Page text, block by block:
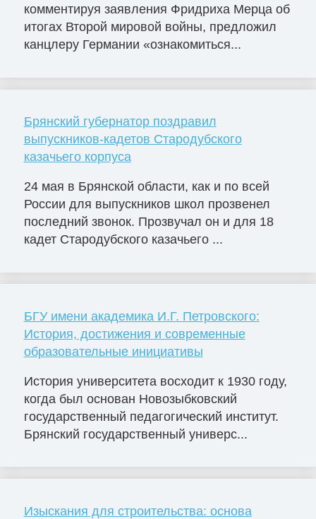
комментируя заявления Фридриха Мерца об
итогах Второй мировой войны, предложил
канцлеру Германии «ознакомиться...
Брянский губернатор поздравил
выпускников-кадетов Стародубского
казачьего корпуса
24 мая в Брянской области, как и по всей
России для выпускников школ прозвенел
последний звонок. Прозвучал он и для 18
кадет Стародубского казачьего ...
БГУ имени академика И.Г. Петровского:
История, достижения и современные
образовательные инициативы
История университета восходит к 1930 году,
когда был основан Новозыбковский
государственный педагогический институт.
Брянский государственный универс...
Изыскания для строительства: основа